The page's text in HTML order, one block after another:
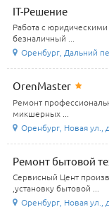
IT-Решение
Работа с
безналичный ...
Оренбург, Дальний
OrenMaster
Ремонт
микшерных ...
Оренбург, Новая ул.,
Ремонт бытовой
Сервисный Цент
,установку бытовой ...
Оренбург, Новая ул.,